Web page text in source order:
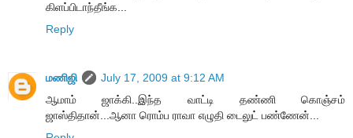
கிளப்பிடாந்தீங்க...
Reply
மணிஜி
July 17, 2009 at 9:12 AM
ஆமாம் ஜாக்கி..இந்த வாட்டி தண்ணி கொஞ்சம்
ஜாஸ்திதான்...ஆனா ரொம்ப ராவா எழுதி டைலுட் பண்ணேன்...